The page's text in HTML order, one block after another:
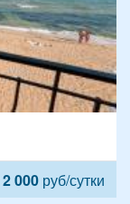
2 000 руб/сутки